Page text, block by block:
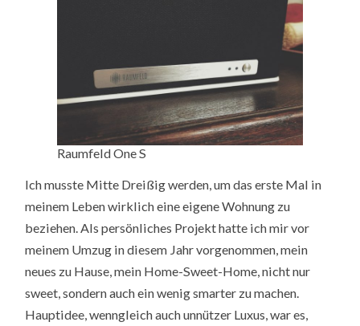
Raumfeld One S
Ich musste Mitte Dreißig werden, um das erste Mal in
meinem Leben wirklich eine eigene Wohnung zu
beziehen. Als persönliches Projekt hatte ich mir vor
meinem Umzug in diesem Jahr vorgenommen, mein
neues zu Hause, mein Home-Sweet-Home, nicht nur
sweet, sondern auch ein wenig smarter zu machen.
Hauptidee, wenngleich auch unnützer Luxus, war es,